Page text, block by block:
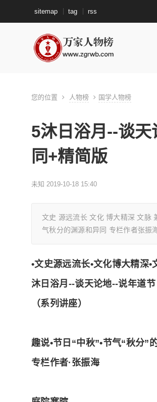
sitemap tag rss
您的位置 人物榜 国学人物榜
5沐日浴月--谈
同+精简版
未知 2019-10-18 15:40
文史 源远流长 文化 博大精深 文脉
气秋分的渊源和异同 专栏作者张振
•文史源远流长•文化博大精深•
沐日 浴月 --谈天论地--说年道节
（系列讲座）
趣说•节日“中秋”•节气“秋分”
专栏作者·张振海